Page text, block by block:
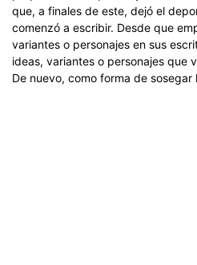
que, a finales de este, dejó el
comenzó a escribir. Desde que
variantes o personajes en sus
ideas, variantes o personajes que
De nuevo, como forma de sosegar